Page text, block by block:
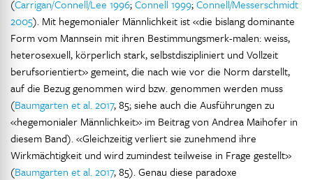
(Carrigan/Connell/Lee 1996;Connell 1999;Connell/Messerschmidt
2005). Mit hegemonialer Männlichkeit ist «die bislang dominante
Form vom Mannsein mit ihren Bestimmungsmerk-malen: weiss,
heterosexuell, körperlich stark, selbstdiszipliniert und Vollzeit
berufsorientiert» gemeint, die nach wie vor die Norm darstellt,
auf die Bezug genommen wird bzw. genommen werden muss
(Baumgarten et al. 2017, 85; siehe auch die Ausführungen zu
«hegemonialer Männlichkeit» im Beitrag von Andrea Maihofer in
diesem Band). «Gleichzeitig verliert sie zunehmend ihre
Wirkmächtigkeit und wird zumindest teilweise in Frage gestellt»
(Baumgarten et al. 2017, 85). Genau diese paradoxe